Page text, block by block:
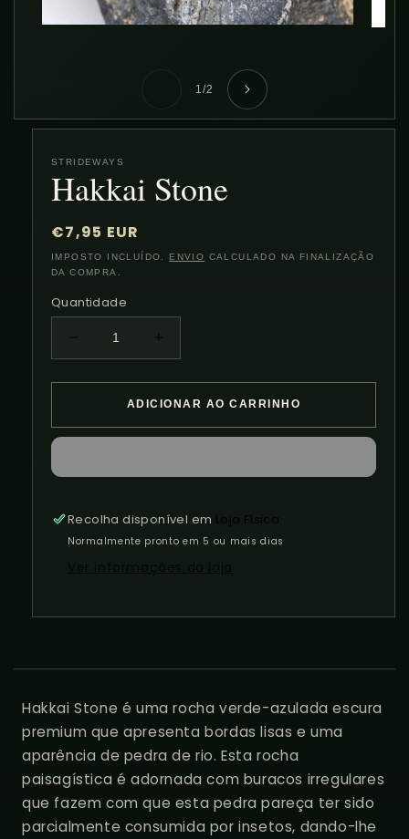
1/de
2
STRIDEWAYS
Hakkai Stone
Preço
normal
€7,95 EUR
IMPOSTO INCLUÍDO. ENVIO CALCULADO NA FINALIZAÇÃO
DA COMPRA.
Quantidade
Diminuir
a
quantidade
Stone
a
quantidade
de
Stone
ADICIONAR AO CARRINHO
Recolha disponível em Loja Física
Normalmente pronto em 5 ou mais dias
Hakkai Stone é uma rocha verde-azulada escura
premium que apresenta bordas lisas e uma
aparência de pedra de rio. Esta rocha
paisagística é adornada com buracos irregulares
que fazem com que esta pedra pareça ter sido
parcialmente consumida por insetos, dando-lhe